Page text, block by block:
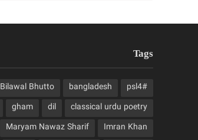
Tags
#psl4
bangladesh
Bilawal Bhutto
classical urdu poetry
dil
gham
Imran Khan
Maryam Nawaz Sharif